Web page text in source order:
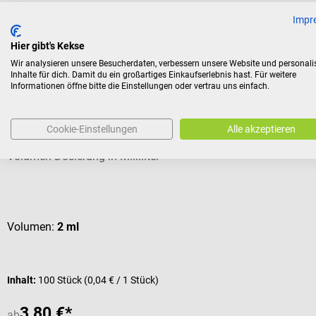
Kunden kauften auch
Injekt Einmalspritzen
Volumen-Dosierung in Milliliter
Volumen: 2 ml
Inhalt: 100 Stück (0,04 € / 1 Stück)
Hier gibt's Kekse
Wir analysieren unsere Besucherdaten, verbessern unsere Website und
Inhalte für dich. Damit du ein großartiges Einkaufserlebnis hast. Für weitere
Informationen öffne bitte die Einstellungen oder vertrau uns einfach.
Cookie-Einstellungen Alle akzeptieren